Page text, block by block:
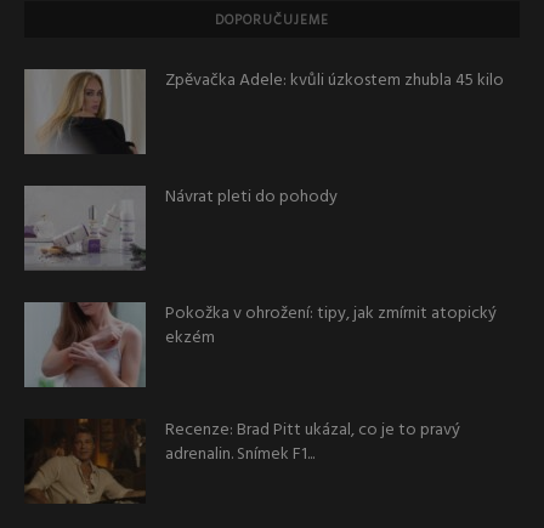
DOPORUČUJEME
Zpěvačka Adele: kvůli úzkostem zhubla 45 kilo
Návrat pleti do pohody
Pokožka v ohrožení: tipy, jak zmírnit atopický
ekzém
Recenze: Brad Pitt ukázal, co je to pravý
adrenalin. Snímek F1...